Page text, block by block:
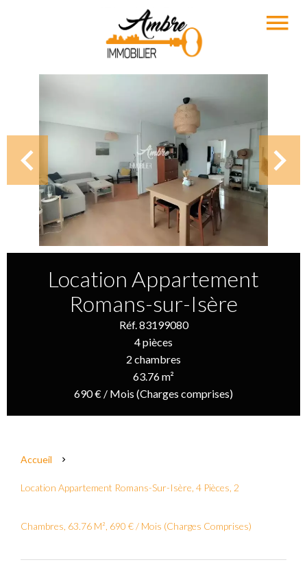
Location Appartement
Romans-sur-Isère
Réf. 83199080
4 pièces
2 chambres
63.76 m²
690 € / Mois (Charges comprises)
Accueil
Location Appartement Romans-Sur-Isère, 4 Pièces, 2
Chambres, 63.76 M², 690 € / Mois (Charges Comprises)